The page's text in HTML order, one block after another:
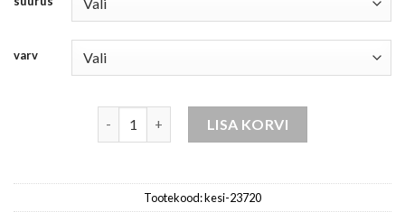
varv
LISA KORVI
Tootekood:kesi-23720